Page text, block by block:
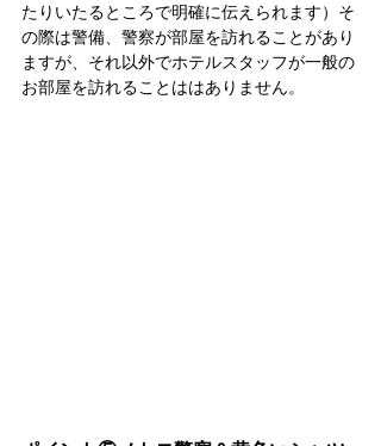
たりいたるところで明確に伝えられます）そ
の際は警備、警察が部屋を訪れることがあり
ますが、それ以外でホテルスタッフが一般の
お部屋を訪れることははありません。